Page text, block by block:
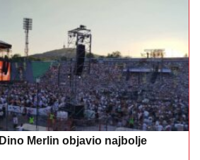
Dino Merlin objavio najbolje